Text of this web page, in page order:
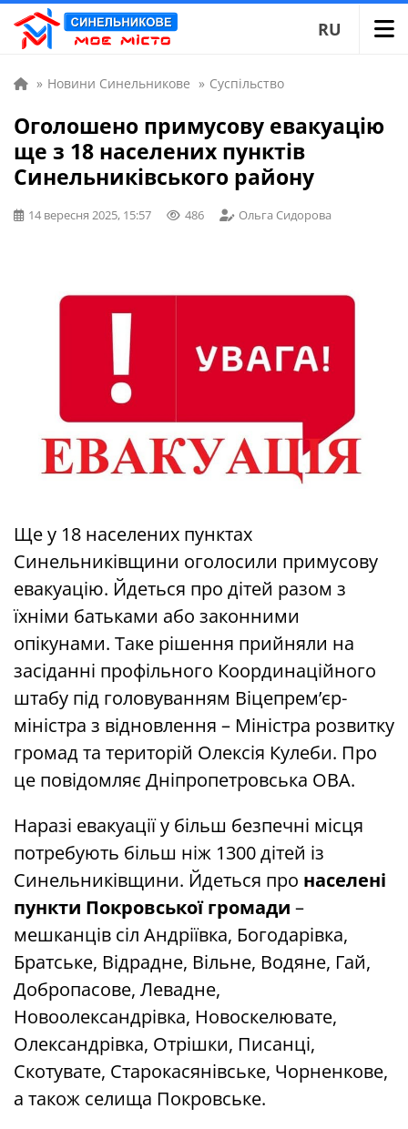
RU
» Новини Синельникове » Суспільство
Оголошено примусову евакуацію
ще з 18 населених пунктів
Синельниківського району
14 вересня 2025, 15:57 486 Ольга Сидорова
Ще у 18 населених пунктах
Синельниківщини оголосили примусову
евакуацію. Йдеться про дітей разом з
їхніми батьками або законними
опікунами. Таке рішення прийняли на
засіданні профільного Координаційного
штабу під головуванням Віцепремʼєр-
міністра з відновлення – Міністра розвитку
громад та територій Олексія Кулеби. Про
це повідомляє Дніпропетровська ОВА.
Наразі евакуації у більш безпечні місця
потребують більш ніж 1300 дітей із
Синельниківщини. Йдеться про населені
пункти Покровської громади –
мешканців сіл Андріївка, Богодарівка,
Братське, Відрадне, Вільне, Водяне, Гай,
Добропасове, Левадне,
Новоолександрівка, Новоскелювате,
Олександрівка, Отрішки, Писанці,
Скотувате, Старокасянівське, Чорненкове,
а також селища Покровське.